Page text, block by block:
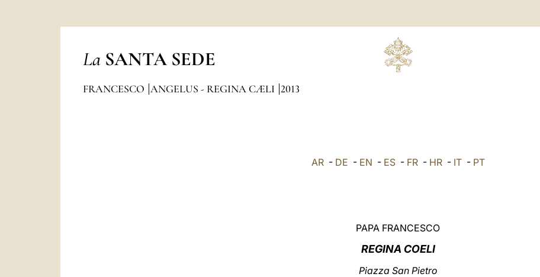
La SANTA SEDE
FRANCESCO ANGELUS - REGINA CÆLI 2013
AR- DE - EN - ES- FR- HR- IT- PT
PAPA FRANCESCO
REGINA COELI
Piazza San Pietro